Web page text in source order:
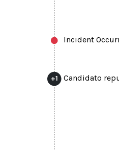
Incident
+1 Candidato